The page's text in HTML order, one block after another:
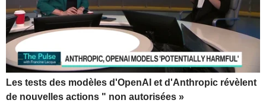
Les tests des modèles d'OpenAI et d'Anthropic révèlent
de nouvelles actions " non autorisées »